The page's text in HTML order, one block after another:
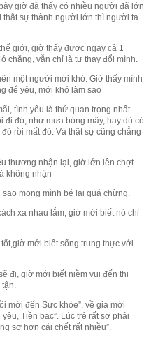
giờ đã thấy có nhiều người đã lớn
sự thành người lớn thì người ta
giới, giờ thấy được ngay cả 1
chăng, vẫn chỉ là tự thay đổi mình.
một người mới khó. Giờ thấy mình
để yêu, mới khó làm sao
tình yêu là thứ quan trọng nhất
đi đó, như mưa bóng mây, hay dù có
rồi mất đó. Và thật sự cũng chẳng
thương nhận lại, giờ lớn lên chợt
không nhận
mong mình bé lại quá chừng.
xa nhau lắm, giờ mới biết nó chỉ
mới biết sống trung thực với
đi, giờ mới biết niềm vui đến thi
mới đến Sức khỏe”, về già mới
Tiền bạc”. Lúc trẻ rất sợ phải
sợ hơn cái chết rất nhiều”.